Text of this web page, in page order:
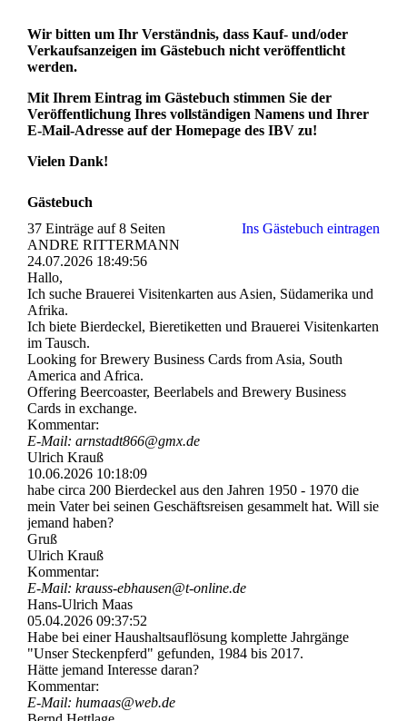
Wir bitten um Ihr Verständnis, dass Kauf- und/oder
Verkaufsanzeigen im Gästebuch nicht veröffentlicht
werden.
Mit Ihrem Eintrag im Gästebuch stimmen Sie der
Veröffentlichung Ihres vollständigen Namens und Ihrer
E-Mail-Adresse auf der Homepage des IBV zu!
Vielen Dank!
Gästebuch
37 Einträge auf 8 Seiten
Ins Gästebuch eintragen
ANDRE RITTERMANN
24.07.2026 18:49:56
Hallo,
Ich suche Brauerei Visitenkarten aus Asien, Südamerika und
Afrika.
Ich biete Bierdeckel, Bieretiketten und Brauerei Visitenkarten
im Tausch.
Looking for Brewery Business Cards from Asia, South
America and Africa.
Offering Beercoaster, Beerlabels and Brewery Business
Cards in exchange.
Kommentar:
E-Mail: arnstadt866@gmx.de
Ulrich Krauß
10.06.2026 10:18:09
habe circa 200 Bierdeckel aus den Jahren 1950 - 1970 die
mein Vater bei seinen Geschäftsreisen gesammelt hat. Will sie
jemand haben?
Gruß
Ulrich Krauß
Kommentar:
E-Mail: krauss-­ebhausen@­t-­online.­de
Hans-Ulrich Maas
05.04.2026 09:37:52
Habe bei einer Haushaltsauflösung komplette Jahrgänge
"Unser Steckenpferd" gefunden, 1984 bis 2017.
Hätte jemand Interesse daran?
Kommentar:
E-Mail: humaas@web.de